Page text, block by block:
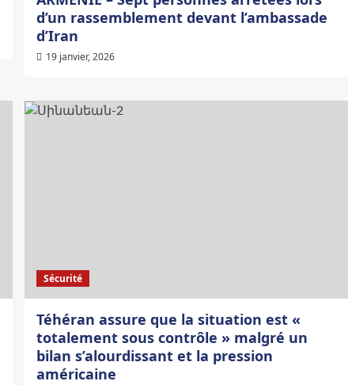
d’un rassemblement devant l’ambassade
d’Iran
19 janvier, 2026
Sécurité
Téhéran assure que la situation est «
totalement sous contrôle » malgré un
bilan s’alourdissant et la pression
américaine